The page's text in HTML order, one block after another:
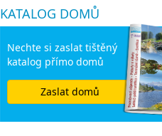
KATALOG DOMŮ
Nechte si zaslat tištěný
katalog přímo domů
Zaslat domů